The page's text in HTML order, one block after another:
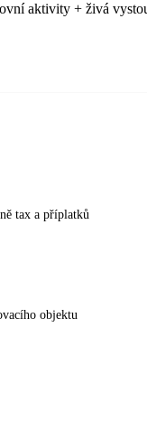
aktivity + živá
tax a příplatků
objektu